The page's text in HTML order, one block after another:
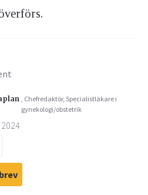
, Chefredaktör, Specialistläkare i
gynekologi/obstetrik